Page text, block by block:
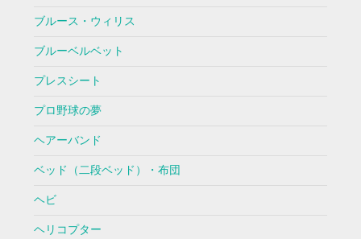
ブルース・ウィリス
ブルーベルベット
プレスシート
プロ野球の夢
ヘアーバンド
ベッド（二段ベッド）・布団
ヘビ
ヘリコプター